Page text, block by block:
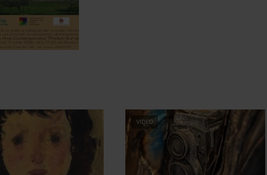
VIDEO